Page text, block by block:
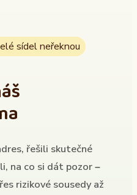
sídel neřeknou
řešili skutečné
na co si dát pozor –
rizikové sousedy až